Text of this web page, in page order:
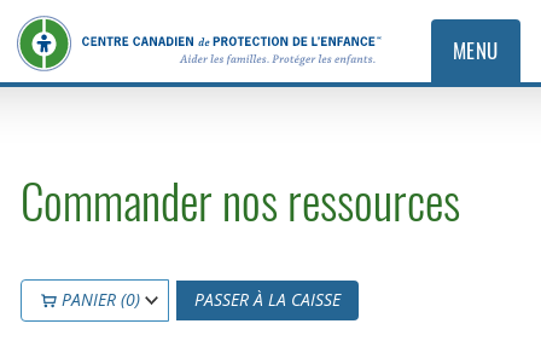
MENU
Commander nos ressources
PANIER (0) PASSER À LA CAISSE